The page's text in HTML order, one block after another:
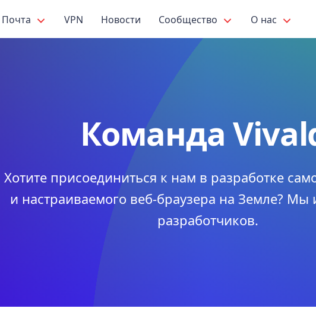
Почта VPN Новости Сообщество О нас
Команда
Хотите присоединиться к нам в разработке
и настраиваемого веб-браузера на Земле?
разработчиков.